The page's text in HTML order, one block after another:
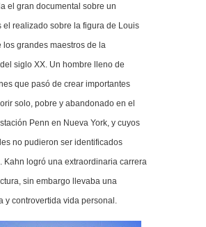
el gran documental sobre un
el realizado sobre la figura de Louis
los grandes maestros de la
siglo XX. Un hombre lleno de
que pasó de crear importantes
solo, pobre y abandonado en el
Penn en Nueva York, y cuyos
no pudieron ser identificados
Kahn logró una extraordinaria carrera
sin embargo llevaba una
y controvertida vida personal.